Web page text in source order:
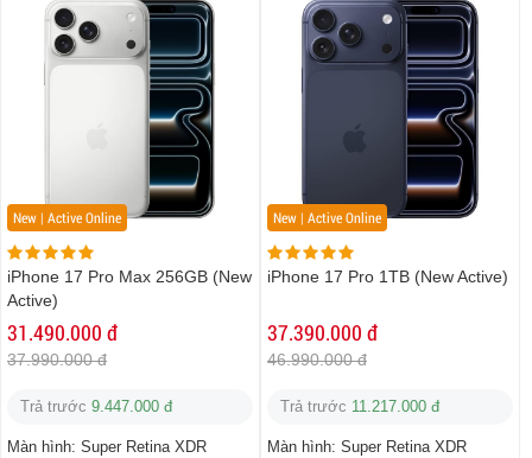
New | Active Online
iPhone 17 Pro Max 256GB (New
Active)
31.490.000 đ
37.990.000 đ
Trả trước 9.447.000 đ
Màn hình: Super Retina XDR
New | Active Online
iPhone 17 Pro 1TB (New Active)
37.390.000 đ
46.990.000 đ
Trả trước 11.217.000 đ
Màn hình: Super Retina XDR